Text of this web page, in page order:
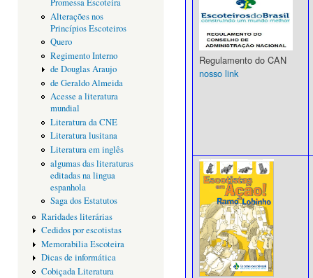
Promessa Escoteira
Alterações nos
Princípios Escoteiros
Quero
Regimento Interno
de Douglas Araujo
de Geraldo Almeida
Acesse a literatura
mundial
Literatura da CNE
Literatura lusitana
Literatura em inglês
algumas das literaturas
editadas na lingua
espanhola
Saga dos Estatutos
Raridades literárias
Cedidos por escotistas
Memorabilia Escoteira
Dicas de informática
Cobiçada Literatura
Regulamento do CAN
nosso link